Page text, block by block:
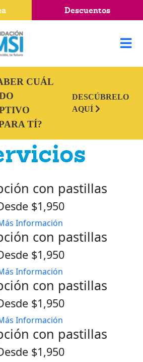
CUÁL
TÍ?
DESCÚBRELO
AQUÍ
con pastillas
$1,950
Información
con pastillas
$1,950
Información
con pastillas
$1,950
Información
con pastillas
$1,950
Descuentos